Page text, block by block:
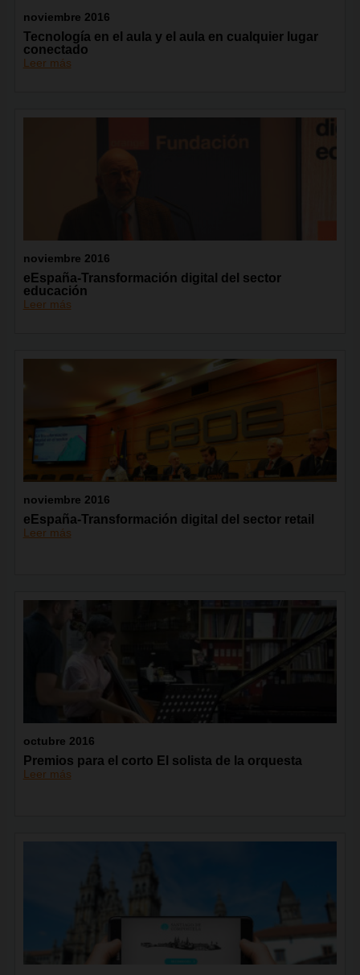
noviembre 2016
Tecnología en el aula y el aula en cualquier lugar
conectado
Leer más
noviembre 2016
eEspaña-Transformación digital del sector
educación
Leer más
noviembre 2016
eEspaña-Transformación digital del sector retail
Leer más
octubre 2016
Premios para el corto El solista de la orquesta
Leer más